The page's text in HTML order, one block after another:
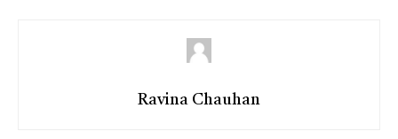
Ravina Chauhan